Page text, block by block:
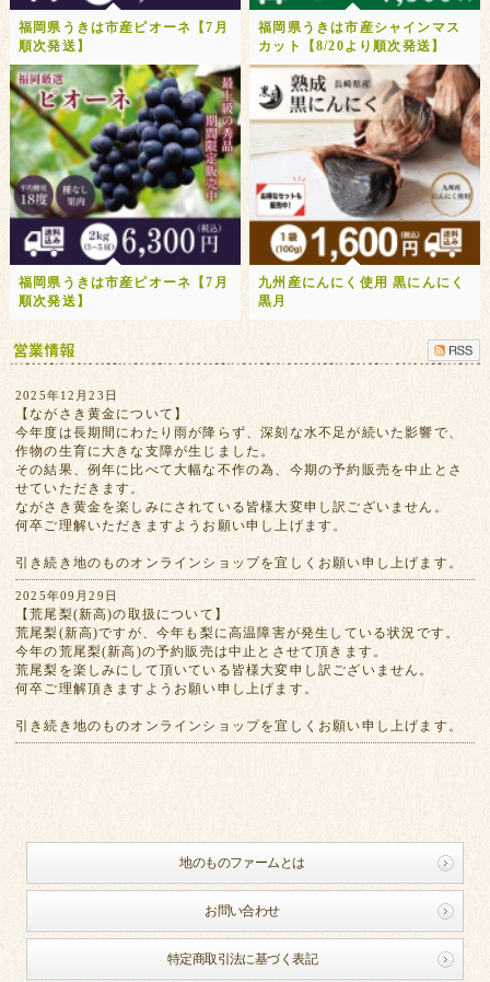
福岡県うきは市産ピオーネ【7月
順次発送】
福岡県うきは市産シャインマス
カット【8/20より順次発送】
福岡県うきは市産ピオーネ【7月
順次発送】
九州産にんにく使用 黒にんにく
黒月
2025年12月23日
【ながさき黄金について】
今年度は長期間にわたり雨が降らず、深刻な水不足が続いた影響で、
作物の生育に大きな支障が生じました。
その結果、例年に比べて大幅な不作の為、今期の予約販売を中止とさ
せていただきます。
ながさき黄金を楽しみにされている皆様大変申し訳ございません。
何卒ご理解いただきますようお願い申し上げます。
引き続き地のものオンラインショップを宜しくお願い申し上げます。
2025年09月29日
【荒尾梨(新高)の取扱について】
荒尾梨(新高)ですが、今年も梨に高温障害が発生している状況です。
今年の荒尾梨(新高)の予約販売は中止とさせて頂きます。
荒尾梨を楽しみにして頂いている皆様大変申し訳ございません。
何卒ご理解頂きますようお願い申し上げます。
引き続き地のものオンラインショップを宜しくお願い申し上げます。
地のものファームとは
お問い合わせ
特定商取引法に基づく表記